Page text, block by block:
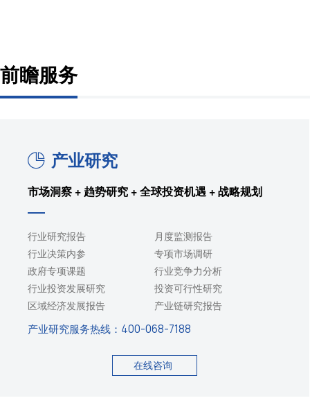
前瞻服务
产业研究
市场洞察 + 趋势研究 + 全球投资机遇 + 战略规划
行业研究报告
月度监测报告
行业决策内参
专项市场调研
政府专项课题
行业竞争力分析
行业投资发展研究
投资可行性研究
区域经济发展报告
产业链研究报告
产业研究服务热线： 400-068-7188
在线咨询